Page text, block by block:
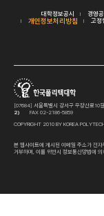
대학정보공시 경영공
개인정보처리방침 고정
[07684] 서울특별시 강서구 우장산로
2)
FAX 02-2186-5859
COPYRIGHT 2010 BY KOREA
본 웹사이트에 게시된 이메일 주소가 전
거부하며, 이를 위반시 정보통신망법에